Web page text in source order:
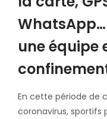
une équipe
En cette période de
coronavirus, sportifs